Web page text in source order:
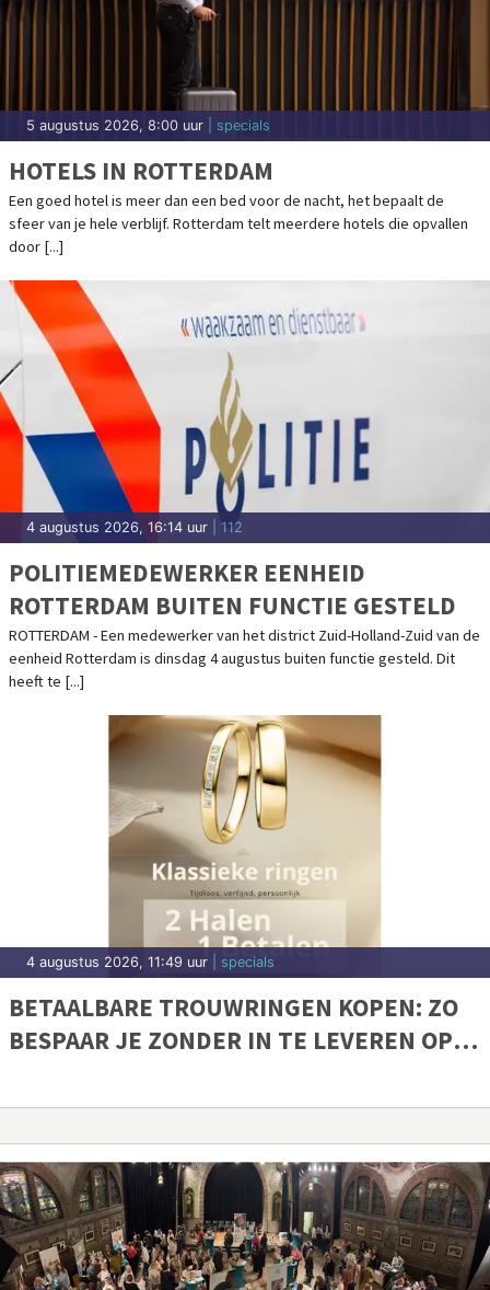
5 augustus 2026, 8:00 uur | specials
HOTELS IN ROTTERDAM
Een goed hotel is meer dan een bed voor de nacht, het bepaalt de
sfeer van je hele verblijf. Rotterdam telt meerdere hotels die opvallen
door [...]
4 augustus 2026, 16:14 uur | 112
POLITIEMEDEWERKER EENHEID
ROTTERDAM BUITEN FUNCTIE GESTELD
ROTTERDAM - Een medewerker van het district Zuid-Holland-Zuid van de
eenheid Rotterdam is dinsdag 4 augustus buiten functie gesteld. Dit
heeft te [...]
4 augustus 2026, 11:49 uur | specials
BETAALBARE TROUWRINGEN KOPEN: ZO
BESPAAR JE ZONDER IN TE LEVEREN OP